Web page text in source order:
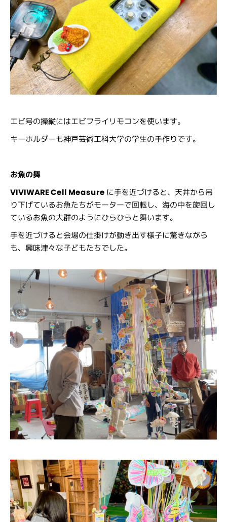
エビ号の操縦にはエビフライリモコンを使います。
キーホルダーも神戸芸術工科大学の学生の手作りです。
お魚の舞
VIVIWARE Cell Measure に手を近づけると、天井から吊
り下げているお魚たちがモーターで回転し、海の中を旋回し
ているお魚の大群のようにひらひらと舞います。
手を近づけると会場の仕掛けが動き出す様子に驚きながら
も、興味津々な子どもたちでした。